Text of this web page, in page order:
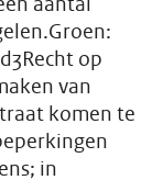
aantal
op
van
komen te
in